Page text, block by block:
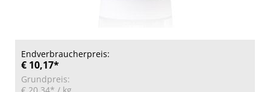
Endverbraucherpreis:
€ 10,17*
Grundpreis: